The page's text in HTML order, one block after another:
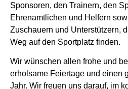
Sponsoren, den Trainern, den
Ehrenamtlichen und Helfern
Zuschauern und Unterstützern,
Weg auf den Sportplatz finden.
Wir wünschen allen frohe und
erholsame Feiertage und einen
Jahr. Wir freuen uns darauf, im